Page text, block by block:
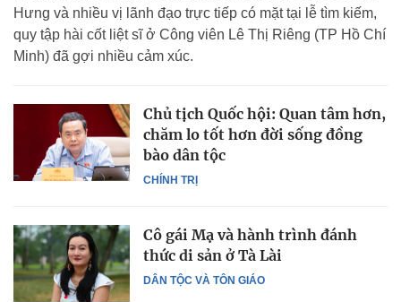
Hưng và nhiều vị lãnh đạo trực tiếp có mặt tại lễ tìm kiếm,
quy tập hài cốt liệt sĩ ở Công viên Lê Thị Riêng (TP Hồ Chí
Minh) đã gợi nhiều cảm xúc.
CHÍNH TRỊ
Chủ tịch Quốc hội: Quan tâm hơn,
chăm lo tốt hơn đời sống đồng
bào dân tộc
DÂN TỘC VÀ TÔN GIÁO
Cô gái Mạ và hành trình đánh
thức di sản ở Tà Lài